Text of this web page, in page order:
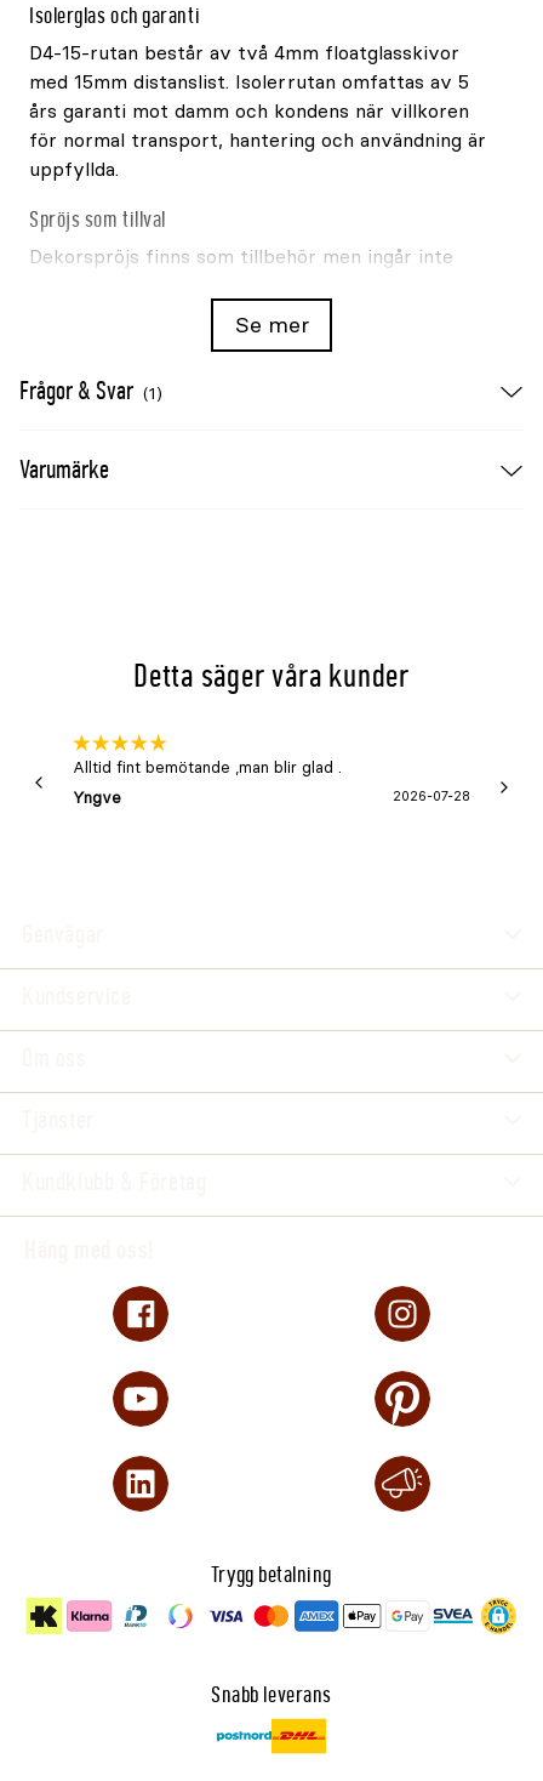
Isolerglas och garanti
D4-15-rutan består av två 4mm floatglasskivor
med 15mm distanslist. Isolerrutan omfattas av 5
års garanti mot damm och kondens när villkoren
för normal transport, hantering och användning är
uppfyllda.
Spröjs som tillval
Dekorspröjs finns som tillbehör men ingår inte
Modell:
Karmyttermått:
Se mer
Frågor & Svar (1)
Varumärke
Detta säger våra kunder
Alltid fint bemötande ,man blir glad .
Yngve
2026-07-28
Trygg betalning
Snabb leverans